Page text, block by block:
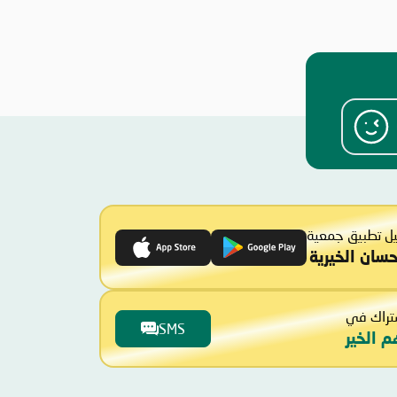
تطبيق جمعية
الخيرية
في
الخير
SMS